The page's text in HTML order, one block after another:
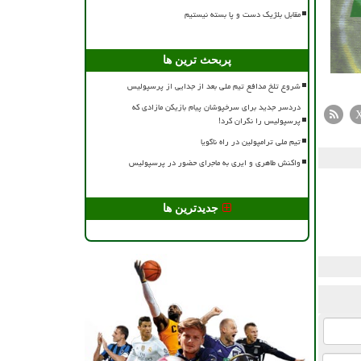
مقابل بلژیک دست و پا بسته نیستیم
پربحث ترین ها
شروع تلخ مدافع تیم ملی بعد از جدایی از پرسپولیس
دردسر جدید برای سرخپوشان پیام بازیکن مازادی که
پرسپولیس را نگران کرد!
تیم ملی ترامپولین در راه ناگویا
واکنش طاهری و ایری به ماجرای حضور در پرسپولیس
جدیدترین ها